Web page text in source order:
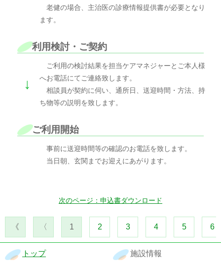
老健の場合、主治医の診療情報提供書が必要となり
ます。
利用検討・ご契約
↓
ご利用の検討結果を担当ケアマネジャーとご本人様
へお電話にてご連絡致します。
相談員が契約に伺い、通所日、送迎時間・方法、持
ち物等の説明を致します。
ご利用開始
事前に送迎時間等の確認のお電話を致します。
当日朝、玄関までお迎えにあがります。
次のページ：申込書ダウンロード
《 〈 1 2 3 4 5 6
トップ 施設情報